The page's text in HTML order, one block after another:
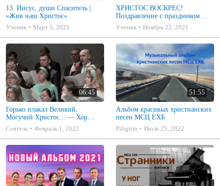
13. Иисус, души Спаситель |
«Жив наш Христос»
Ученик
Март 5, 2021
ХРИСТОС ВОСКРЕС!
Поздравление с праздником
Пасхи!
Ученик Ноябрь 22, 2021
06:45
Горько плакал Великий,
Могучий Христос... — Хор
«Глория»
Сеятель Февраль 1, 2022
51:55
Альбом красивых христианских
песен МСЦ ЕХБ
Piligrim
Июль 25, 2022